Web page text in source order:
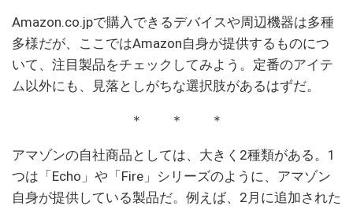
Amazon.co.jpで購入できるデバイスや周辺機器は多種
多様だが、ここではAmazon自身が提供するものにつ
いて、注目製品をチェックしてみよう。定番のアイテ
ム以外にも、見落としがちな選択肢があるはずだ。
＊ ＊ ＊
アマゾンの自社商品としては、大きく2種類がある。1
つは「Echo」や「Fire」シリーズのように、アマゾン
自身が提供している製品だ。例えば、2月に追加された